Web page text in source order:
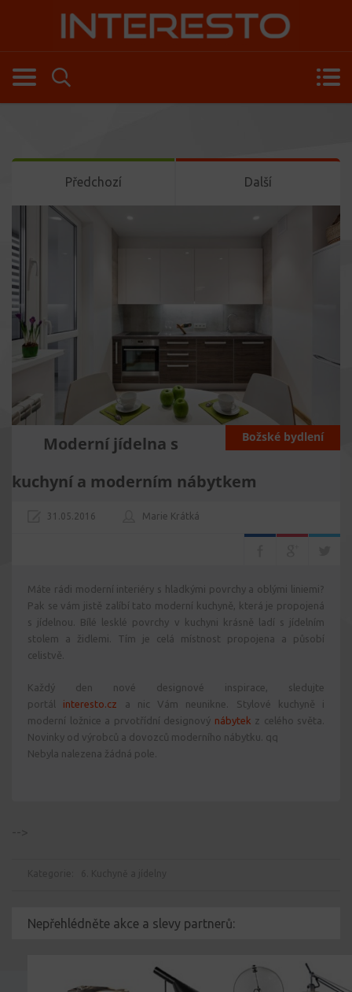
Předchozí Další
Božské bydlení
Moderní jídelna s
kuchyní a moderním nábytkem
31.05.2016 Marie Krátká
Máte rádi moderní interiéry s hladkými povrchy a oblými liniemi?
Pak se vám jistě zalíbí tato moderní kuchyně, která je propojená
s jídelnou. Bílé lesklé povrchy v kuchyni krásně ladí s jídelním
stolem a židlemi. Tím je celá místnost propojena a působí
celistvě.
Každý den nové designové inspirace, sledujte
portál interesto.cz a nic Vám neunikne. Stylové kuchyně i
moderní ložnice a prvotřídní designový nábytek z celého světa.
Novinky od výrobců a dovozců moderního nábytku. qq
Nebyla nalezena žádná pole.
Nepřehlédněte akce a slevy partnerů: